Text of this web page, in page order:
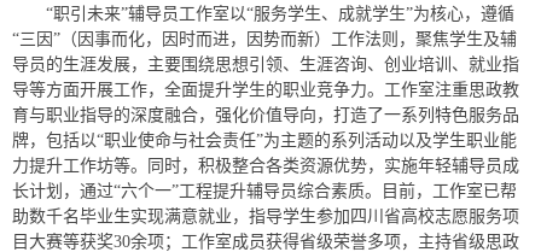
“职引未来”辅导员工作室以“服务学生、成就学生”为核心，遵循
“三因”（因事而化，因时而进，因势而新）工作法则，聚焦学生及辅
导员的生涯发展，主要围绕思想引领、生涯咨询、创业培训、就业指
导等方面开展工作，全面提升学生的职业竞争力。工作室注重思政教
育与职业指导的深度融合，强化价值导向，打造了一系列特色服务品
牌，包括以“职业使命与社会责任”为主题的系列活动以及学生职业能
力提升工作坊等。同时，积极整合各类资源优势，实施年轻辅导员成
长计划，通过“六个一”工程提升辅导员综合素质。目前，工作室已帮
助数千名毕业生实现满意就业，指导学生参加四川省高校志愿服务项
目大赛等获奖30余项；工作室成员获得省级荣誉多项，主持省级思政